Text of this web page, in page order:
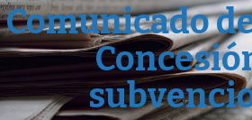
Comunicado